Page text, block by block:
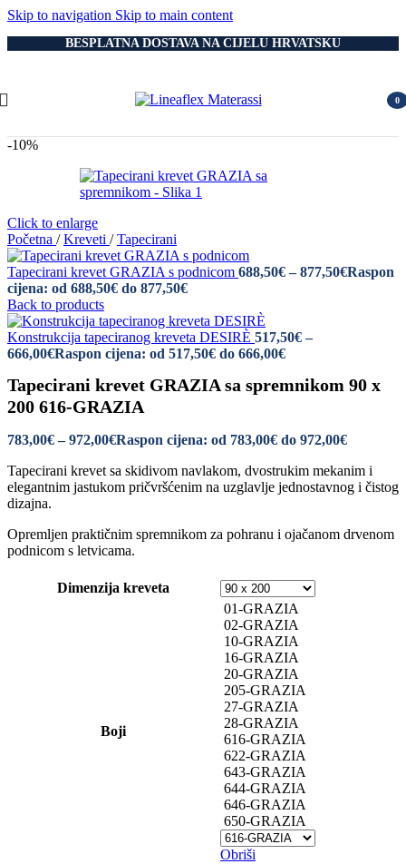
Skip to navigation Skip to main content
BESPLATNA DOSTAVA NA CIJELU HRVATSKU
0
-10%
Click to enlarge
Početna / Kreveti / Tapecirani
Tapecirani krevet GRAZIA s podnicom 688,50€ – 877,50€Raspon
cijena: od 688,50€ do 877,50€
Back to products
Konstrukcija tapeciranog kreveta DESIRÈ 517,50€ –
666,00€Raspon cijena: od 517,50€ do 666,00€
Tapecirani krevet GRAZIA sa spremnikom 90 x
200 616-GRAZIA
783,00€ – 972,00€Raspon cijena: od 783,00€ do 972,00€
Tapecirani krevet sa skidivom navlakom, dvostrukim mekanim i
elegantnim jastukom pričvršćenim na uzglavlje jednostavnog i čistog
dizajna.
Opremljen praktičnim spremnikom za pohranu i ojačanom drvenom
podnicom s letvicama.
Dimenzija kreveta
Boji
01-GRAZIA
02-GRAZIA
10-GRAZIA
16-GRAZIA
20-GRAZIA
205-GRAZIA
27-GRAZIA
28-GRAZIA
616-GRAZIA
622-GRAZIA
643-GRAZIA
644-GRAZIA
646-GRAZIA
650-GRAZIA
Obriši